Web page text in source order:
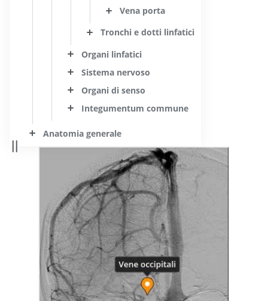
Vena porta
Tronchi e dotti linfatici
Organi linfatici
Sistema nervoso
Organi di senso
Integumentum commune
Anatomia generale